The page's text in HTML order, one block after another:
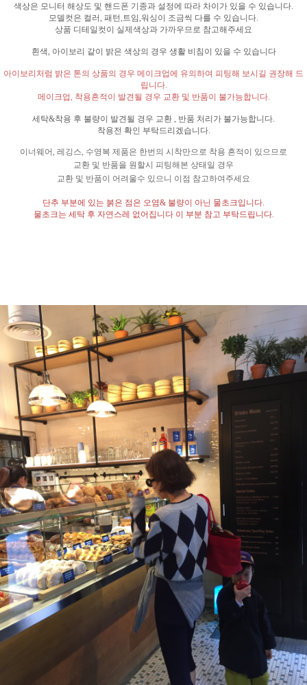
색상은 모니터 해상도 및 핸드폰 기종과 설정에 따라 차이가 있을 수 있습니다.
모델컷은 컬러, 패턴,트임,워싱이 조금씩 다를 수 있습니다.
상품 디테일컷이 실제색상과 가까우므로 참고해주세요
흰색, 아이보리 같이 밝은 색상의 경우 생활 비침이 있을 수 있습니다
아이보리처럼 밝은 톤의 상품의 경우 메이크업에 유의하여 피팅해 보시길 권장해 드
립니다.
메이크업, 착용흔적이 발견될 경우 교환 및 반품이 불가능합니다.
세탁&착용 후 불량이 발견될 경우 교환 , 반품 처리가 불가능합니다.
착용전 확인 부탁드리겠습니다.
이너웨어, 레깅스, 수영복 제품은 한번의 시착만으로 착용 흔적이 있으므로
교환 및 반품을 원할시 피팅해본 상태일 경우
교환 및 반품이 어려울수 있으니 이점 참고하여주세요
단추 부분에 있는 붉은 점은 오염& 불량이 아닌 물초크입니다.
물초크는 세탁 후 자연스레 없어집니다 이 부분 참고 부탁드립니다.